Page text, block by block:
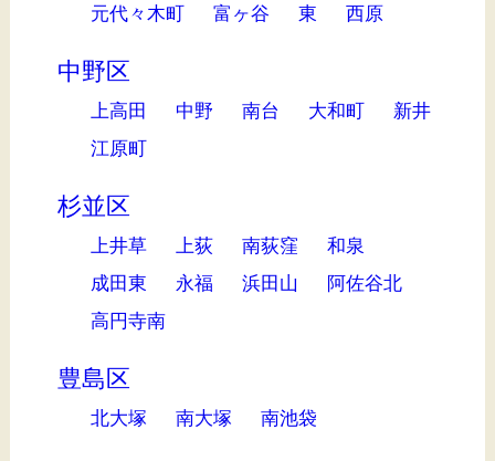
元代々木町 富ヶ谷 東 西原
中野区
上高田 中野 南台 大和町
新井
江原町
杉並区
上井草 上荻 南荻窪
和泉
成田東
永福 浜田山
阿佐谷北
高円寺南
豊島区
北大塚 南大塚 南池袋